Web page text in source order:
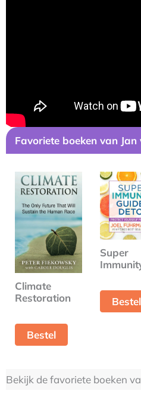
Favoriete boeken van Jan
Climate
Restoration
Bestel
Super
Bestel
Bekijk de favoriete boeken